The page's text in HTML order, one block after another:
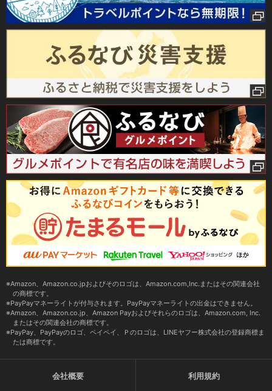
Amazon、Amazon.co.jpおよびそのロゴは、Amazon.com,Inc.またはその関連会社
の商標です。
PayPayマネーライトが付与されます。PayPayマネーライトの出金はできません。
Amazon、Amazon.co.jp、Amazon Payおよびそれらのロゴは、Amazon.com, Inc.
またはその関連会社の商標です。
PayPay、PayPayのロゴ、ペイペイ、Ｐのロゴは、LINEヤフー株式会社の登録商標ま
たは商標です。
会社概要 利用規約